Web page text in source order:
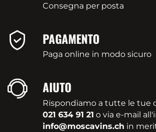
Consegna per posta
PAGAMENTO
Paga online in modo sicuro
AIUTO
Rispondiamo a tutte le tue
021 634 91 21 o via e-mail
info@moscavins.ch in